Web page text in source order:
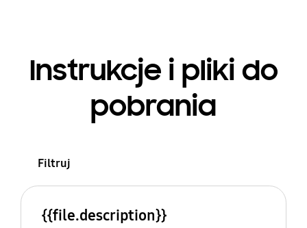
Instrukcje i pliki do
pobrania
Filtruj
{{file.description}}